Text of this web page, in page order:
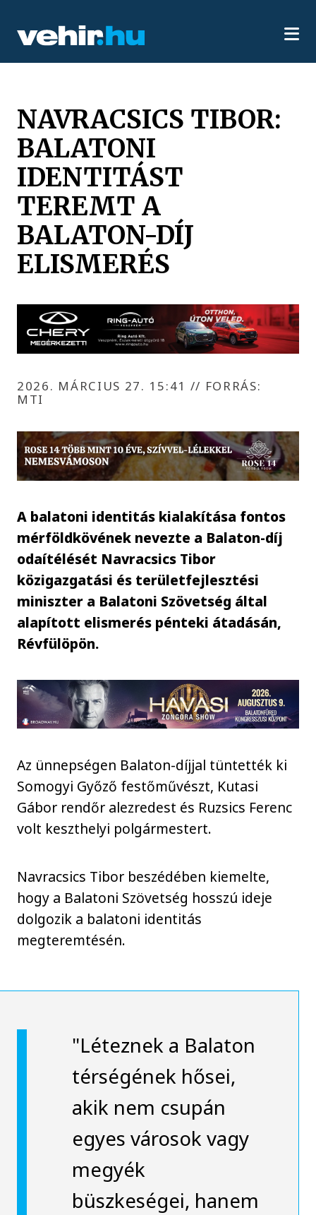
NAVRACSICS TIBOR:
BALATONI
IDENTITÁST
TEREMT A
BALATON-DÍJ
ELISMERÉS
2026. MÁRCIUS 27. 15:41 // FORRÁS:
MTI
A balatoni identitás kialakítása fontos
mérföldkövének nevezte a Balaton-díj
odaítélését Navracsics Tibor
közigazgatási és területfejlesztési
miniszter a Balatoni Szövetség által
alapított elismerés pénteki átadásán,
Révfülöpön.
Az ünnepségen Balaton-díjjal tüntették ki
Somogyi Győző festőművészt, Kutasi
Gábor rendőr alezredest és Ruzsics Ferenc
volt keszthelyi polgármestert.
Navracsics Tibor beszédében kiemelte,
hogy a Balatoni Szövetség hosszú ideje
dolgozik a balatoni identitás
megteremtésén.
"Léteznek a Balaton
térségének hősei,
akik nem csupán
egyes városok vagy
megyék
büszkeségei, hanem